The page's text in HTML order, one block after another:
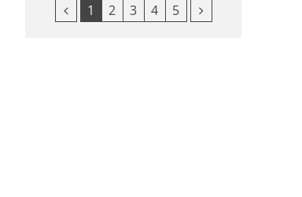
Vorherige Seite
1 2 3 4 5 Nächste Seite